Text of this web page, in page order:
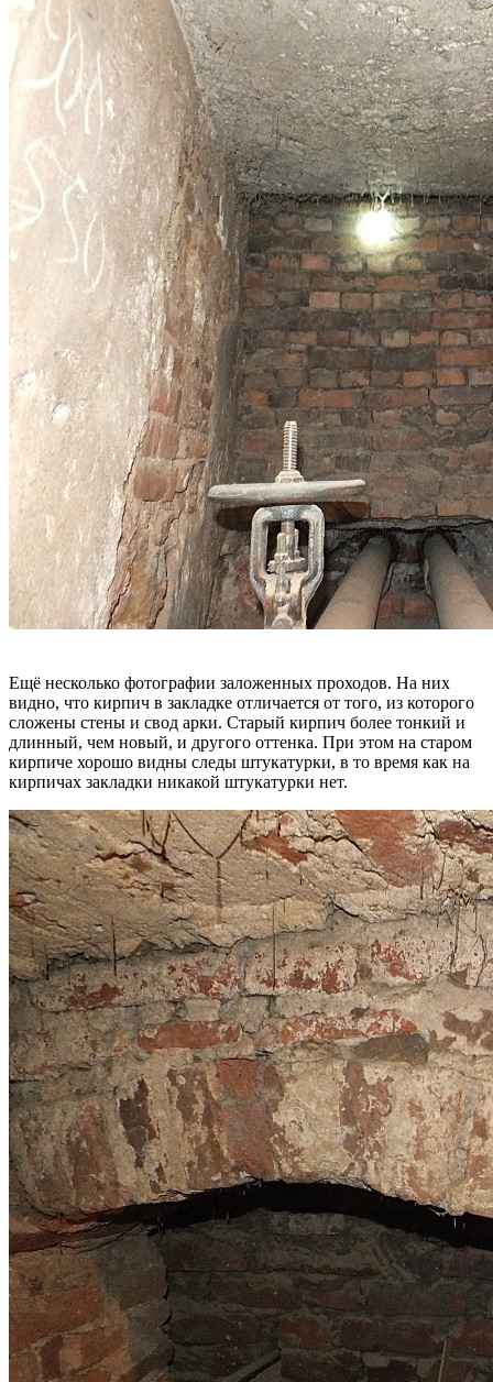
Ещё несколько фотографии заложенных проходов. На них
видно, что кирпич в закладке отличается от того, из которого
сложены стены и свод арки. Старый кирпич более тонкий и
длинный, чем новый, и другого оттенка. При этом на старом
кирпиче хорошо видны следы штукатурки, в то время как на
кирпичах закладки никакой штукатурки нет.